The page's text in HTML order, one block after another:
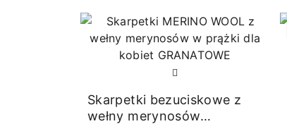
Skarpetki bezuciskowe z
wełny merynosów